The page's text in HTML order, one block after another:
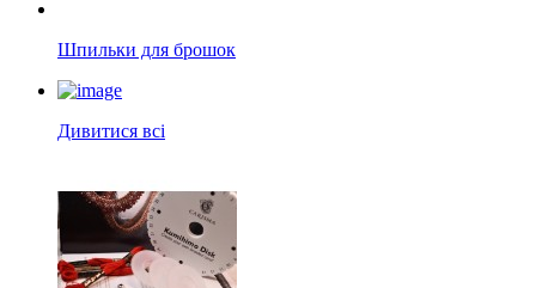
Шпильки для брошок
Дивитися всі